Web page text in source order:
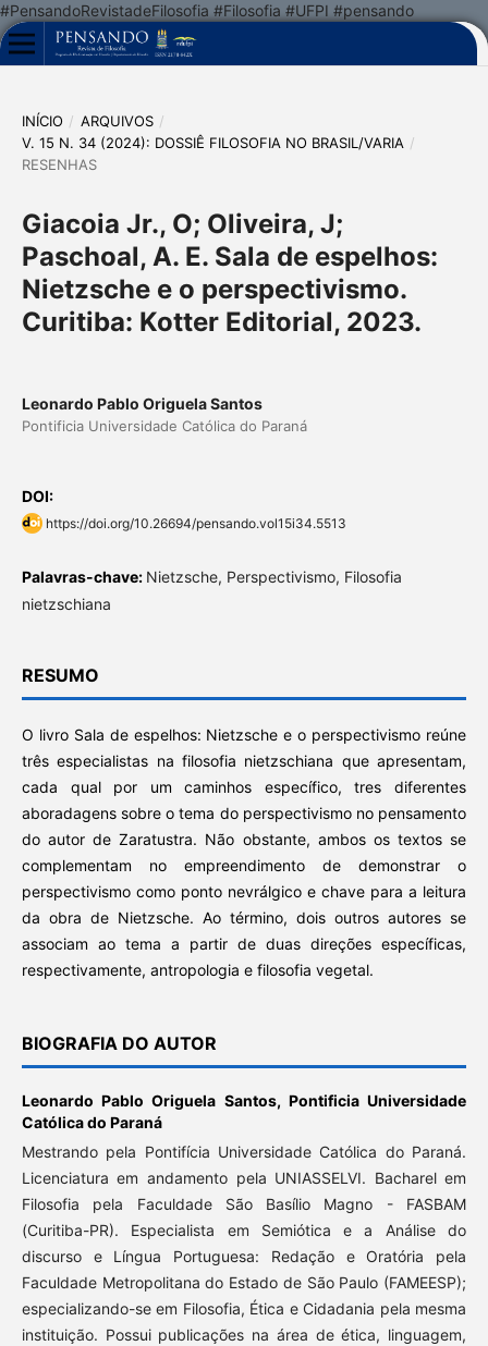
#PensandoRevistadeFilosofia #Filosofia #UFPI #pensando
INÍCIO / ARQUIVOS /
V. 15 N. 34 (2024): DOSSIÊ FILOSOFIA NO BRASIL/VARIA /
RESENHAS
Giacoia Jr., O; Oliveira, J;
Paschoal, A. E. Sala de espelhos:
Nietzsche e o perspectivismo.
Curitiba: Kotter Editorial, 2023.
Leonardo Pablo Origuela Santos
Pontificia Universidade Católica do Paraná
DOI:
https://doi.org/10.26694/pensando.vol15i34.5513
Palavras-chave: Nietzsche, Perspectivismo, Filosofia
nietzschiana
RESUMO
O livro Sala de espelhos: Nietzsche e o perspectivismo reúne
três especialistas na filosofia nietzschiana que apresentam,
cada qual por um caminhos específico, tres diferentes
aboradagens sobre o tema do perspectivismo no pensamento
do autor de Zaratustra. Não obstante, ambos os textos se
complementam no empreendimento de demonstrar o
perspectivismo como ponto nevrálgico e chave para a leitura
da obra de Nietzsche. Ao término, dois outros autores se
associam ao tema a partir de duas direções específicas,
respectivamente, antropologia e filosofia vegetal.
BIOGRAFIA DO AUTOR
Leonardo Pablo Origuela Santos, Pontificia Universidade
Católica do Paraná
Mestrando pela Pontifícia Universidade Católica do Paraná.
Licenciatura em andamento pela UNIASSELVI. Bacharel em
Filosofia pela Faculdade São Basílio Magno - FASBAM
(Curitiba-PR). Especialista em Semiótica e a Análise do
discurso e Língua Portuguesa: Redação e Oratória pela
Faculdade Metropolitana do Estado de São Paulo (FAMEESP);
especializando-se em Filosofia, Ética e Cidadania pela mesma
instituição. Possui publicações na área de ética, linguagem,